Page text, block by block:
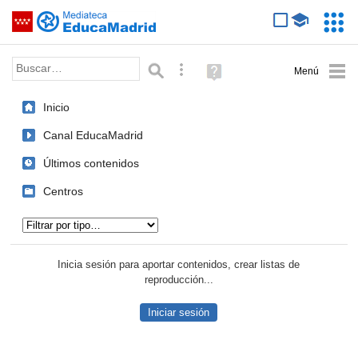
Saltar navegación
Palabra o frase: Búsqueda avanzada
Ayuda
(en
Inicio
Canal EducaMadrid
Últimos contenidos
Centros
Inicia sesión para aportar contenidos, crear listas de
reproducción...
Iniciar sesión